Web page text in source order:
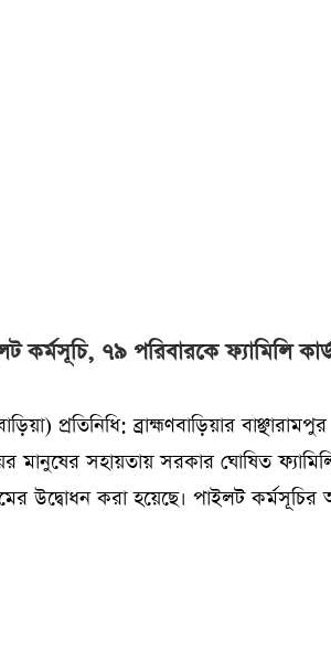
কর্মসূচি, ৭৯ পরিবারকে ফ্যামিলি
প্রতিনিধি: ব্রাহ্মণবাড়িয়ার বাঞ্ছারামপুর
মানুষের সহায়তায় সরকার ঘোষিত
উদ্বোধন করা হয়েছে। পাইলট কর্মসূচির